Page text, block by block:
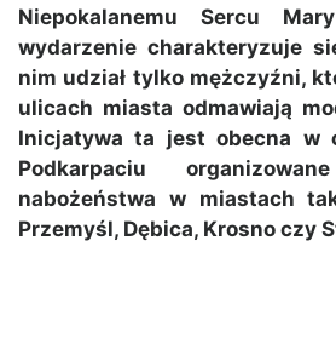
Niepokalanemu Sercu
wydarzenie charakteryzuje
nim udział tylko mężczyźni,
ulicach miasta odmawiają
Inicjatywa ta jest obecna w
Podkarpaciu
nabożeństwa w miastach
Przemyśl, Dębica, Krosno czy